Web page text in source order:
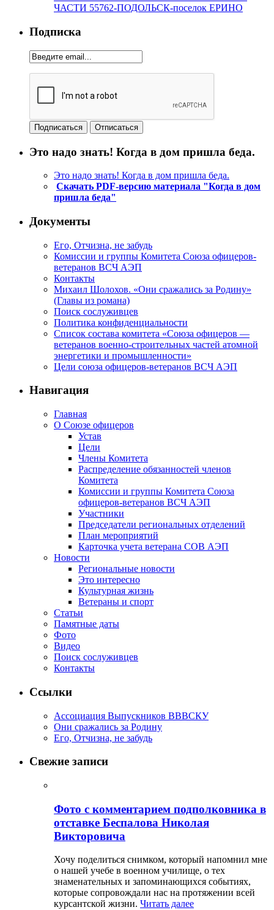
ЧАСТИ 55762-ПОДОЛЬСК-поселок ЕРИНО
Подписка
Это надо знать! Когда в дом пришла беда.
Это надо знать! Когда в дом пришла беда.
Скачать PDF-версию материала "Когда в дом
пришла беда"
Документы
Его, Отчизна, не забудь
Комиссии и группы Комитета Союза офицеров-
ветеранов ВСЧ АЭП
Контакты
Михаил Шолохов. «Они сражались за Родину»
(Главы из романа)
Поиск сослуживцев
Политика конфиденциальности
Список состава комитета «Союза офицеров —
ветеранов военно-строительных частей атомной
энергетики и промышленности»
Цели союза офицеров-ветеранов ВСЧ АЭП
Навигация
Главная
О Союзе офицеров
Устав
Цели
Члены Комитета
Распределение обязанностей членов
Комитета
Комиссии и группы Комитета Союза
офицеров-ветеранов ВСЧ АЭП
Участники
Председатели региональных отделений
План мероприятий
Карточка учета ветерана CОВ АЭП
Новости
Региональные новости
Это интересно
Культурная жизнь
Ветераны и спорт
Статьи
Памятные даты
Фото
Видео
Поиск сослуживцев
Контакты
Ссылки
Ассоциация Выпускников ВВВСКУ
Они сражались за Родину
Его, Отчизна, не забудь
Свежие записи
Фото с комментарием подполковника в
отставке Беспалова Николая
Викторовича
Хочу поделиться снимком, который напомнил мне
о нашей учебе в военном училище, о тех
знаменательных и запоминающихся событиях,
которые сопровождали нас на протяжении всей
курсантской жизни. Читать далее